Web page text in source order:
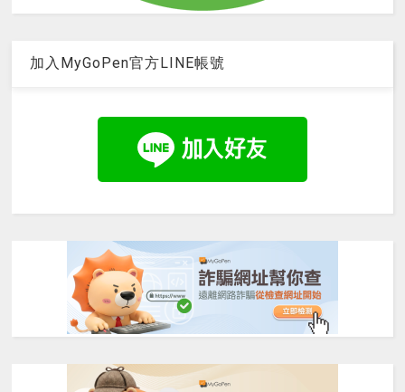
加入MyGoPen官方LINE帳號